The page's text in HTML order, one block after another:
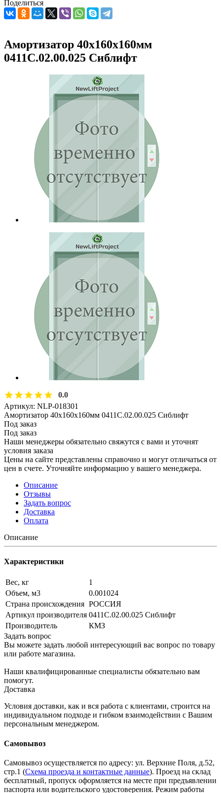
Поделиться
Амортизатор 40х160х160мм
0411С.02.00.025 Сиблифт
0.0
Артикул: NLP-018301
Амортизатор 40х160х160мм 0411С.02.00.025 Сиблифт
Под заказ
Под заказ
Наши менеджеры обязательно свяжутся с вами и уточнят
условия заказа
Цены на сайте представлены справочно и могут отличаться от
цен в счете. Уточняйте информацию у вашего менеджера.
Описание
Отзывы
Задать вопрос
Доставка
Оплата
Описание
Характеристики
Вес, кг
1
Объем, м3
0.001024
Страна происхождения РОССИЯ
Артикул производителя 0411С.02.00.025 Сиблифт
Производитель
КМЗ
Задать вопрос
Вы можете задать любой интересующий вас вопрос по товару
или работе магазина.
Наши квалифицированные специалисты обязательно вам
помогут.
Доставка
Условия доставки, как и вся работа с клиентами, строится на
индивидуальном подходе и гибком взаимодействии с Вашим
персональным менеджером.
Самовывоз
Самовывоз осуществляется по адресу: ул. Верхние Поля, д.52,
стр.1 (Схема проезда и контактные данные). Проезд на склад
бесплатный, пропуск оформляется на месте при предъявлении
паспорта или водительского удостоверения. Режим работы